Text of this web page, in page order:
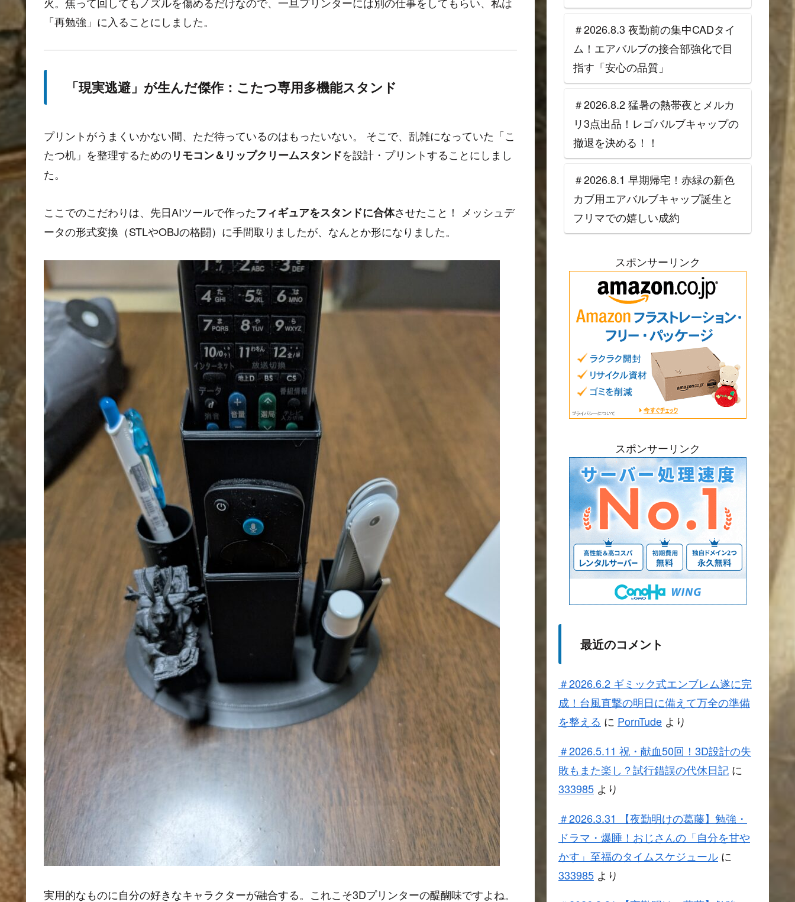
「再勉強」に入ることにしました。
「現実逃避」が生んだ傑作：こたつ専用多機能スタンド
プリントがうまくいかない間、ただ待っているのはもったいない。 そこで、乱雑になっていた「こ
たつ机」を整理するためのリモコン＆リップクリームスタンドを設計・プリントすることにしまし
た。
ここでのこだわりは、先日AIツールで作ったフィギュアをスタンドに合体させたこと！ メッシュデ
ータの形式変換（STLやOBJの格闘）に手間取りましたが、なんとか形になりました。
実用的なものに自分の好きなキャラクターが融合する。これこそ3Dプリンターの醍醐味ですよね。
＃2026.8.3 夜勤前の集中CADタイ
ム！エアバルブの接合部強化で目
指す「安心の品質」
＃2026.8.2 猛暑の熱帯夜とメルカ
リ3点出品！レゴバルブキャップの
撤退を決める！！
＃2026.8.1 早期帰宅！赤緑の新色
カブ用エアバルブキャップ誕生と
フリマでの嬉しい成約
スポンサーリンク
スポンサーリンク
最近のコメント
＃2026.6.2 ギミック式エンブレム遂に完
成！台風直撃の明日に備えて万全の準備
を整える に PornTude より
＃2026.5.11 祝・献血50回！3D設計の失
敗もまた楽し？試行錯誤の代休日記 に
333985 より
＃2026.3.31 【夜勤明けの葛藤】勉強・
ドラマ・爆睡！おじさんの「自分を甘や
かす」至福のタイムスケジュール に
333985 より